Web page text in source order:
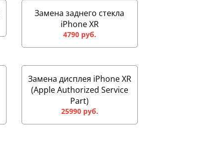
Замена заднего стекла
iPhone XR
4790 руб.
Замена дисплея iPhone XR
(Apple Authorized Service
Part)
25990 руб.